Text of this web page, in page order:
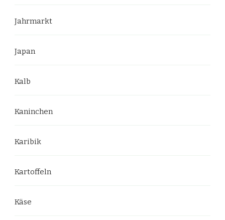
Jahrmarkt
Japan
Kalb
Kaninchen
Karibik
Kartoffeln
Käse